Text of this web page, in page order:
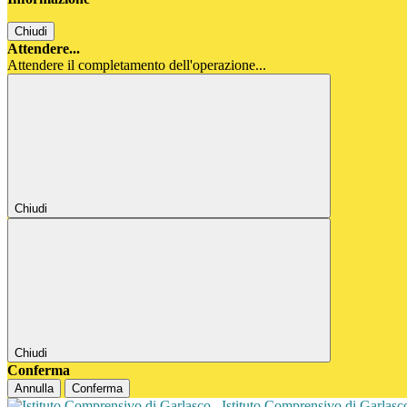
Chiudi
Attendere...
Attendere il completamento dell'operazione...
Chiudi
Chiudi
Conferma
Annulla Conferma